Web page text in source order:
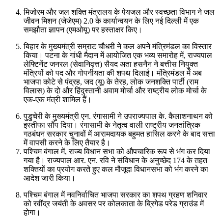
मिजोरम और जल शक्ति मंत्रालय के पेयजल और स्वच्छता विभाग ने जल
जीवन मिशन (जेजेएम) 2.0 के कार्यान्वयन के लिए नई दिल्ली में एक
समझौता ज्ञापन (एमओयू) पर हस्ताक्षर किए।
बिहार के मुख्यमंत्री सम्राट चौधरी ने कल अपने मंत्रिमंडल का विस्तार
किया। पटना के गांधी मैदान में आयोजित एक भव्य समारोह में, राज्यपाल
लेफ्टिनेंट जनरल (सेवानिवृत्त) सैयद अता हसनैन ने बत्तीस नियुक्त
मंत्रियों को पद और गोपनीयता की शपथ दिलाई। मंत्रिमंडल में अब
भाजपा कोटे से पंद्रह, जद (यू) के तेरह, लोक जनशक्ति पार्टी (राम
विलास) के दो और हिंदुस्तानी अवाम मोर्चा और राष्ट्रीय लोक मोर्चा के
एक-एक मंत्री शामिल हैं।
पुडुचेरी के मुख्यमंत्री एन. रंगासामी ने उपराज्यपाल के. कैलाशनाथन को
इस्तीफा सौंप दिया। रंगासामी के नेतृत्व वाली राष्ट्रीय जनतांत्रिक
गठबंधन सरकार चुनावों में आरामदायक बहुमत हासिल करने के बाद सत्ता
में वापसी करने के लिए तैयार है।
पश्चिम बंगाल में, राज्य विधान सभा को औपचारिक रूप से भंग कर दिया
गया है। राज्यपाल आर. एन. रवि ने संविधान के अनुच्छेद 174 के तहत
शक्तियों का प्रयोग करते हुए कल मौजूदा विधानसभा को भंग करने का
आदेश जारी किया।
पश्चिम बंगाल में नवनिर्वाचित भाजपा सरकार का शपथ ग्रहण शनिवार
को रवींद्र जयंती के अवसर पर कोलकाता के ब्रिगेड परेड ग्राउंड में
होगा।